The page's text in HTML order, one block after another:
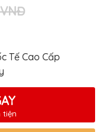
Tế Cao Cấp
tiện